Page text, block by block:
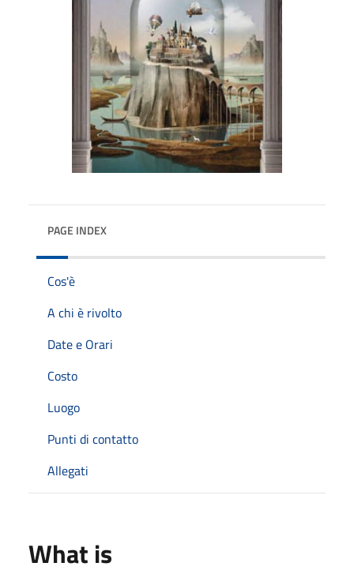
PAGE INDEX
Cos'è
A chi è rivolto
Date e Orari
Costo
Luogo
Punti di contatto
Allegati
What is